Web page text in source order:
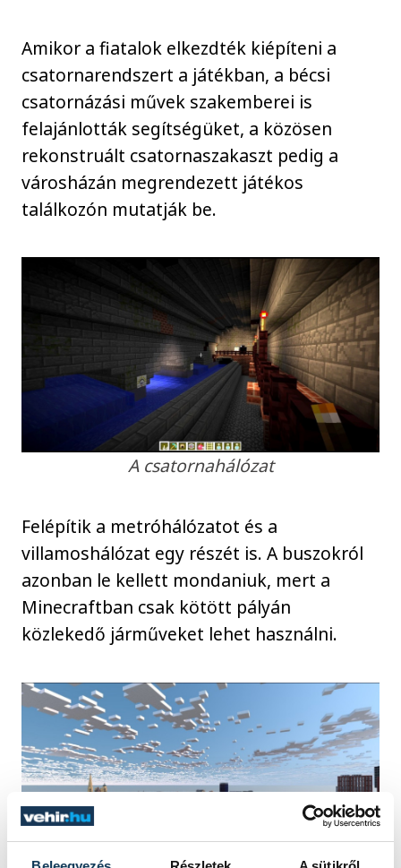
Amikor a fiatalok elkezdték kiépíteni a
csatornarendszert a játékban, a bécsi
csatornázási művek szakemberei is
felajánlották segítségüket, a közösen
rekonstruált csatornaszakaszt pedig a
városházán megrendezett játékos
találkozón mutatják be.
A csatornahálózat
Felépítik a metróhálózatot és a
villamoshálózat egy részét is. A buszokról
azonban le kellett mondaniuk, mert a
Minecraftban csak kötött pályán
közlekedő járműveket lehet használni.